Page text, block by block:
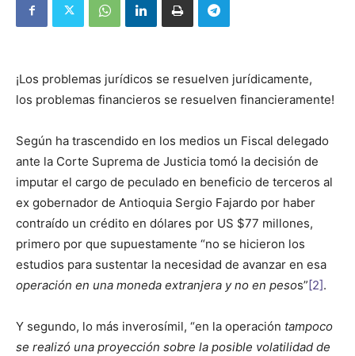
¡Los problemas jurídicos se resuelven jurídicamente,
los problemas financieros se resuelven financieramente!
Según ha trascendido en los medios un Fiscal delegado
ante la Corte Suprema de Justicia tomó la decisión de
imputar el cargo de peculado en beneficio de terceros al
ex gobernador de Antioquia Sergio Fajardo por haber
contraído un crédito en dólares por US $77 millones,
primero por que supuestamente “no se hicieron los
estudios para sustentar la necesidad de avanzar en esa
operación en una moneda extranjera y no en pesos”[2].
Y segundo, lo más inverosímil, “en la operación tampoco
se realizó una proyección sobre la posible volatilidad de